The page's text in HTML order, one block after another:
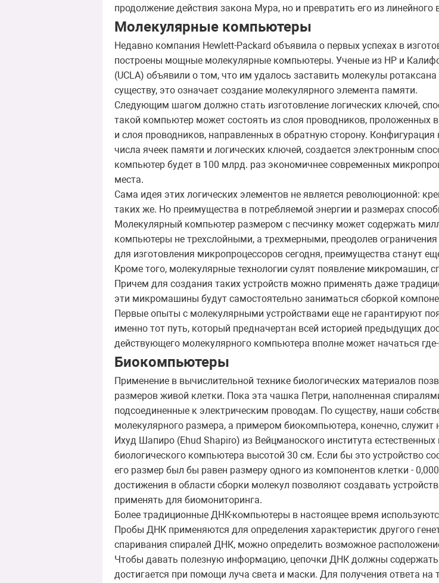
продолжение действия закона Мура, но и превратить его из линейного
Молекулярные компьютеры
Недавно компания Hewlett-Packard объявила о первых успехах в
построены мощные молекулярные компьютеры. Ученые из HP и
(UCLA) объявили о том, что им удалось заставить молекулы
существу, это означает создание молекулярного элемента памяти.
Следующим шагом должно стать изготовление логических ключей,
такой компьютер может состоять из слоя проводников, проложенных
и слоя проводников, направленных в обратную сторону.
числа ячеек памяти и логических ключей, создается электронным
компьютер будет в 100 млрд. раз экономичнее современных
места.
Сама идея этих логических элементов не является революционной:
таких же. Но преимущества в потребляемой энергии и размерах
Молекулярный компьютер размером с песчинку может содержать
компьютеры не трехслойными, а трехмерными, преодолев
для изготовления микропроцессоров сегодня, преимущества станут
Кроме того, молекулярные технологии сулят появление микромашин,
Причем для создания таких устройств можно применять даже
эти микромашины будут самостоятельно заниматься сборкой
Первые опыты с молекулярными устройствами еще не гарантируют
именно тот путь, который предначертан всей историей предыдущих
действующего молекулярного компьютера вполне может начаться
Биокомпьютеры
Применение в вычислительной технике биологических материалов
размеров живой клетки. Пока эта чашка Петри, наполненная
подсоединенные к электрическим проводам. По существу, наши
молекулярного размера, а примером биокомпьютера, конечно, служит
Ихуд Шапиро (Ehud Shapiro) из Вейцманоского института
биологического компьютера высотой 30 см. Если бы это устройство
его размер был бы равен размеру одного из компонентов клетки -
достижения в области сборки молекул позволяют создавать
применять для биомониторинга.
Более традиционные ДНК-компьютеры в настоящее время
Пробы ДНК применяются для определения характеристик другого
спаривания спиралей ДНК, можно определить возможное
Чтобы давать полезную информацию, цепочки ДНК должны
достигается при помощи луча света и маски. Для получения ответа на